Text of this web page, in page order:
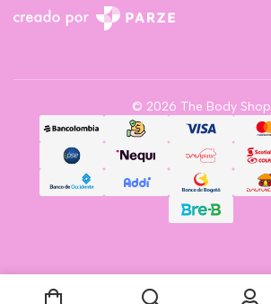
© 2026 The Body Shop